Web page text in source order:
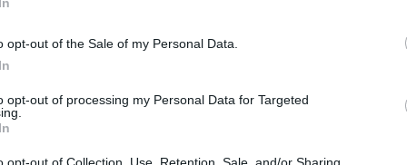
opt-out of the Sale of my Personal Data.
opt-out of processing my Personal Data for Targeted
opt-out of Collection, Use, Retention, Sale, and/or Sharing
ΕΊΔΗΣΗ
περιοχές